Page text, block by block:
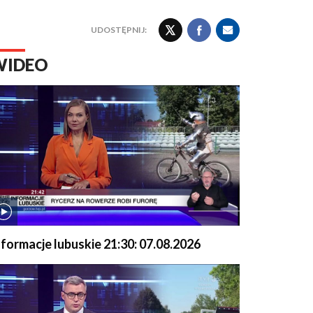
UDOSTĘPNIJ:
lubuskie 21:30: 07.08.2026